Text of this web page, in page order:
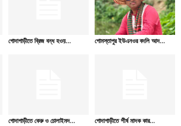
গোদাগাড়ীতে ব্রিজ বন্ধ হওয়... গোমস্তাপুর ইউএনওর বদলি আদ...
গোদাগাড়ীতে কেরু ও চোলাইমদ... গোদাগাড়ীতে শীর্ষ মাদক কার...